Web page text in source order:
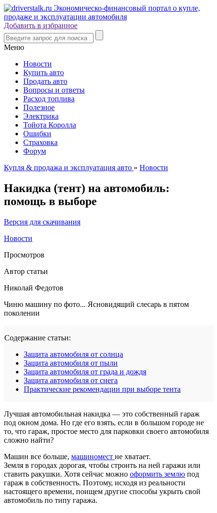
Добавить в избранное
Меню
Новости
Купить авто
Продать авто
Вопросы и ответы
Расход топлива
Полезное
Электрика
Тойота Королла
Ошибки
Страховка
Форум
Купля & продажа и эксплуатация авто » Новости
Накидка (тент) на автомобиль:
помощь в выборе
Версия для скачивания
Новости
Просмотров
Автор статьи
Николай Федотов
Чиню машину по фото... Ясновидящий слесарь в пятом
поколении
Содержание статьи:
Защита автомобиля от солнца
Защита автомобиля от пыли
Защита автомобиля от града и дождя
Защита автомобиля от снега
Практические рекомендации при выборе тента
Лучшая автомобильная накидка — это собственный гараж
под окном дома. Но где его взять, если в большом городе не
то, что гараж, простое место для парковки своего автомобиля
сложно найти?
Машин все больше, машиномест не хватает.
Земля в городах дорогая, чтобы строить на ней гаражи или
ставить ракушки. Хотя сейчас можно оформить землю под
гараж в собственность. Поэтому, исходя из реальности
настоящего времени, поищем другие способы укрыть свой
автомобиль по типу гаража.